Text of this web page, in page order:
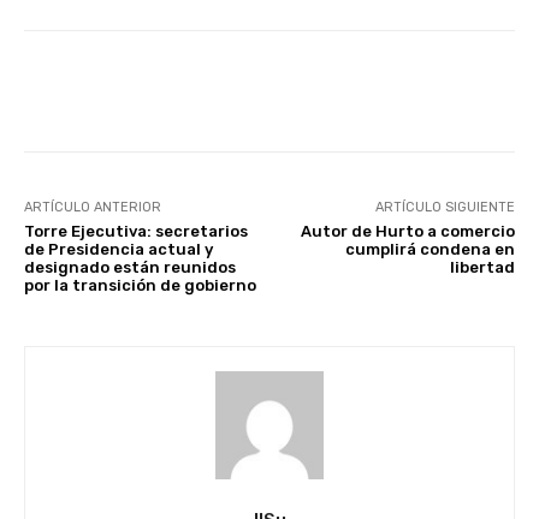
ARTÍCULO ANTERIOR
Torre Ejecutiva: secretarios
de Presidencia actual y
designado están reunidos
por la transición de gobierno
ARTÍCULO SIGUIENTE
Autor de Hurto a comercio
cumplirá condena en
libertad